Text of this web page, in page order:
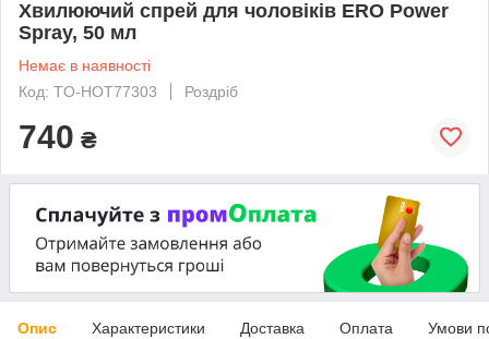
Хвилюючий спрей для чоловіків ERO Power
Spray, 50 мл
Немає в наявності
Код: TO-HOT77303
Роздріб
740 ₴
Опис Характеристики Доставка Оплата Умови